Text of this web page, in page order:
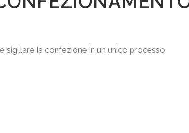
sigillare la confezione in un unico processo